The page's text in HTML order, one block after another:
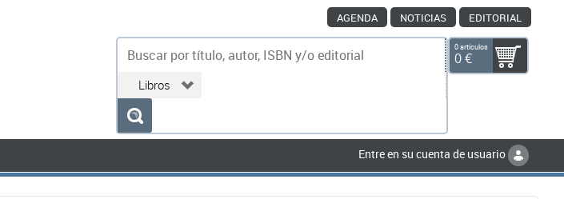
AGENDA NOTICIAS EDITORIAL
0 artículos
0 €
Entre en su cuenta de usuario